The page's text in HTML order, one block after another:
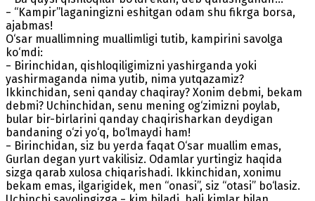
− “Kampir”laganingizni eshitgan odam shu fikrga borsa,
ajabmas!
O‘sar muallimning muallimligi tutib, kampirini savolga
ko‘mdi:
− Birinchidan, qishloqiligimizni yashirganda yoki
yashirmaganda nima yutib, nima yutqazamiz?
Ikkinchidan, seni qanday chaqiray? Xonim debmi, bekam
debmi? Uchinchidan, senu mening og‘zimizni poylab,
bular bir-birlarini qanday chaqirisharkan deydigan
bandaning o‘zi yo‘q, bo‘lmaydi ham!
− Birinchidan, siz bu yerda faqat O‘sar muallim emas,
Gurlan degan yurt vakilisiz. Odamlar yurtingiz haqida
sizga qarab xulosa chiqarishadi. Ikkinchidan, xonimu
bekam emas, ilgarigidek, men “onasi”, siz “otasi” bo‘lasiz.